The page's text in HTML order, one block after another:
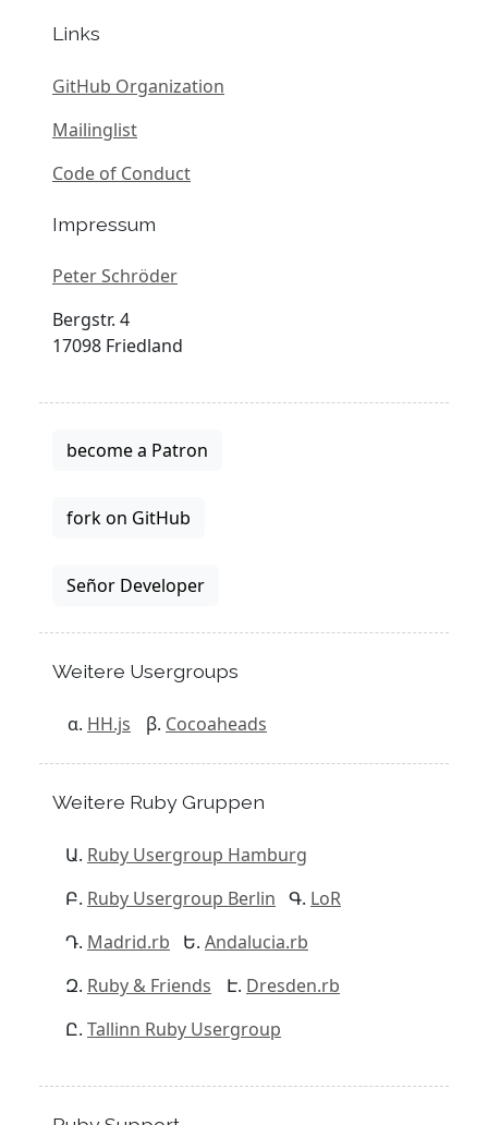
Links
GitHub Organization
Mailinglist
Code of Conduct
Impressum
Peter Schröder
Bergstr. 4
17098 Friedland
become a Patron
fork on GitHub
Señor Developer
Weitere Usergroups
HH.js Cocoaheads
Weitere Ruby Gruppen
Ruby Usergroup Hamburg
Ruby Usergroup Berlin
LoR
Madrid.rb
Andalucia.rb
Ruby & Friends
Dresden.rb
Tallinn Ruby Usergroup